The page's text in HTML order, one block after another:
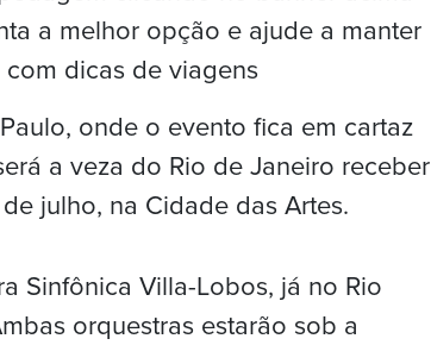
a melhor opção e ajude a manter
dicas de viagens
onde o evento fica em cartaz
a veza do Rio de Janeiro receber
julho, na Cidade das Artes.
Sinfônica Villa-Lobos, já no Rio
orquestras estarão sob a